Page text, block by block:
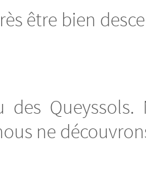
être bien
Queyssols.
ne